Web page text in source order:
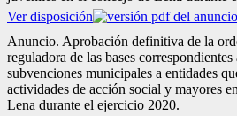
Ver disposición
Anuncio. Aprobación definitiva de la
reguladora de las bases
subvenciones municipales a entidades
actividades de acción social y mayores
Lena durante el ejercicio 2020.